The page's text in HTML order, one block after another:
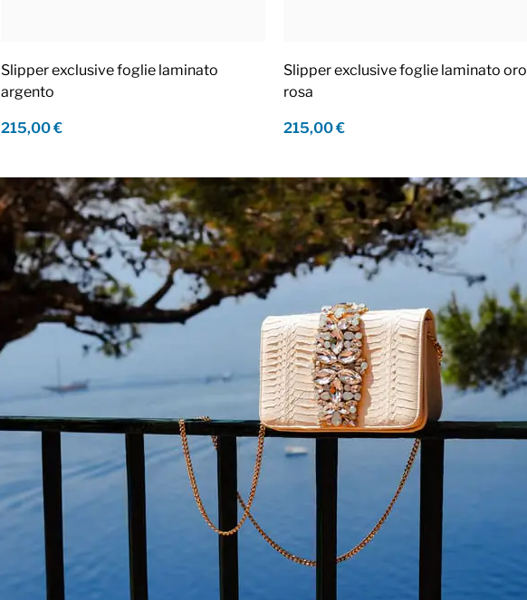
Slipper exclusive foglie laminato
argento
215,00 €
Slipper exclusive foglie laminato oro
rosa
215,00 €